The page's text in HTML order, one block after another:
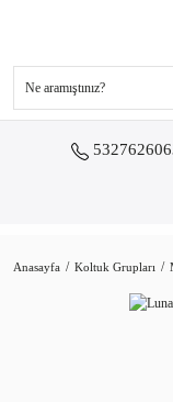
Anasayfa Koltuk Grupları